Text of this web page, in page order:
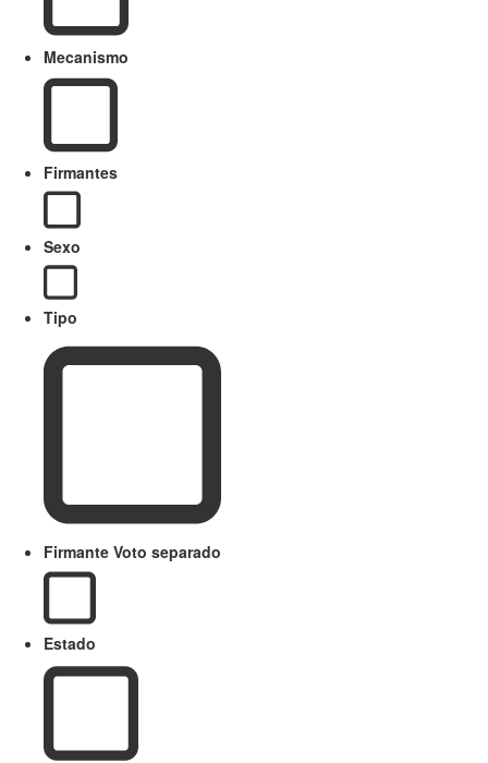
Mecanismo
Firmantes
Sexo
Tipo
Firmante Voto separado
Estado